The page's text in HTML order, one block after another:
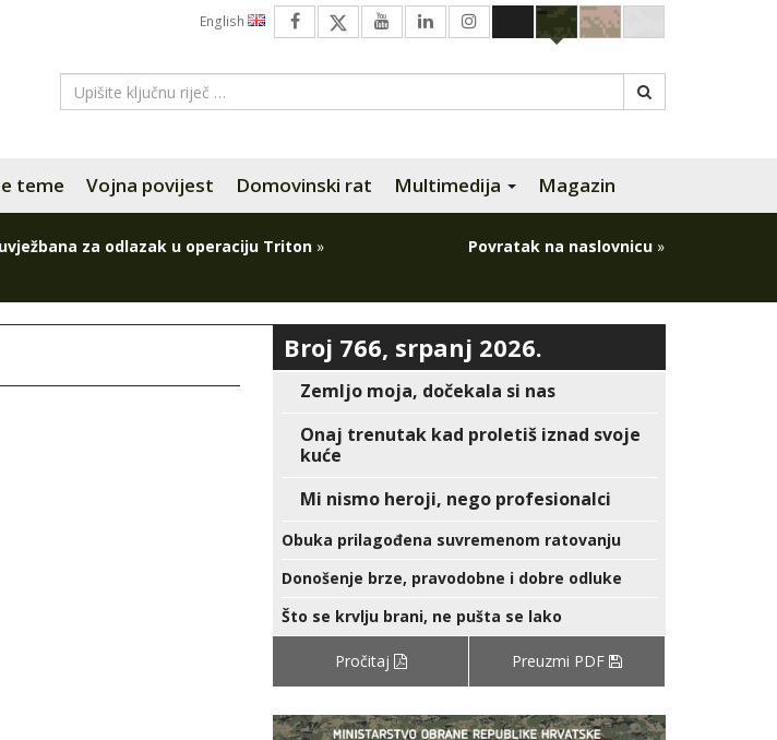
English
teme Vojna povijest Domovinski rat Multimedija Magazin
za odlazak u operaciju Triton »
Povratak na naslovnicu »
Broj 766, srpanj 2026.
Zemljo moja, dočekala si nas
Onaj trenutak kad proletiš iznad svoje
kuće
Mi nismo heroji, nego profesionalci
Obuka prilagođena suvremenom ratovanju
Donošenje brze, pravodobne i dobre odluke
Što se krvlju brani, ne pušta se lako
Pročitaj Preuzmi PDF